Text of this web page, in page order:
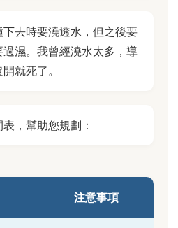
去時要澆透水，但之後要
濕。我曾經澆水太多，導
就死了。
，幫助您規劃：
注意事項